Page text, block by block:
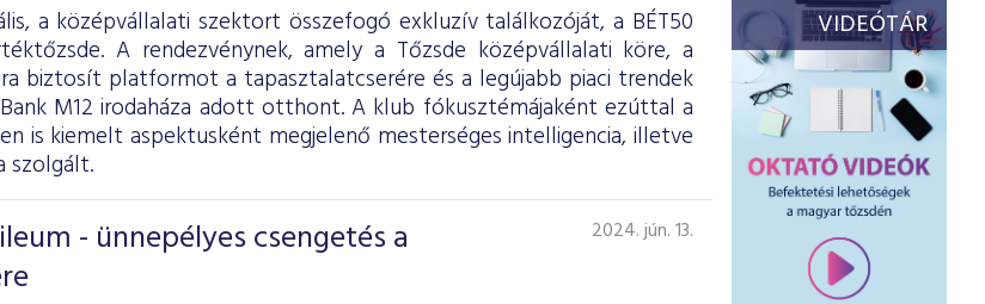
a középvállalati szektort összefogó exkluzív találkozóját, a BÉT50
A rendezvénynek, amely a Tőzsde középvállalati köre, a
biztosít platformot a tapasztalatcserére és a legújabb piaci trendek
M12 irodaháza adott otthont. A klub fókusztémájaként ezúttal a
is kiemelt aspektusként megjelenő mesterséges intelligencia, illetve
szolgált.
- ünnepélyes csengetés a
2024. jún. 13.
VIDEÓTÁR